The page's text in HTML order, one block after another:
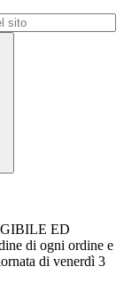
ED
di ogni ordine e
di venerdì 3